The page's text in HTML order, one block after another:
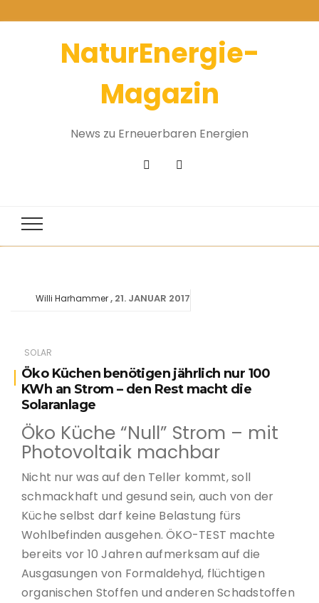
NaturEnergie-
Magazin
News zu Erneuerbaren Energien
SOLAR
Öko Küchen benötigen jährlich nur 100
KWh an Strom – den Rest macht die
Solaranlage
Willi Harhammer 21. JANUAR 2017
Öko Küche “Null” Strom – mit
Photovoltaik machbar
Nicht nur was auf den Teller kommt, soll
schmackhaft und gesund sein, auch von der
Küche selbst darf keine Belastung fürs
Wohlbefinden ausgehen. ÖKO-TEST machte
bereits vor 10 Jahren aufmerksam auf die
Ausgasungen von Formaldehyd, flüchtigen
organischen Stoffen und anderen Schadstoffen